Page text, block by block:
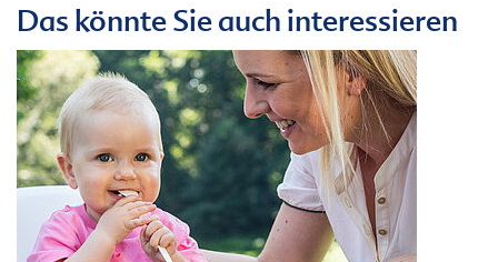
Das könnte Sie auch interessieren